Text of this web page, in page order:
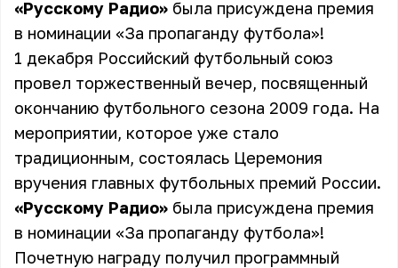
«Русскому Радио» была присуждена премия
в номинации «За пропаганду футбола»!
1 декабря Российский футбольный союз
провел торжественный вечер, посвященный
окончанию футбольного сезона 2009 года. На
мероприятии, которое уже стало
традиционным, состоялась Церемония
вручения главных футбольных премий России.
«Русскому Радио» была присуждена премия
в номинации «За пропаганду футбола»!
Почетную награду получил программный